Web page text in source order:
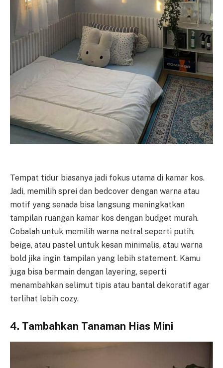
Tempat tidur biasanya jadi fokus utama di kamar kos.
Jadi, memilih sprei dan bedcover dengan warna atau
motif yang senada bisa langsung meningkatkan
tampilan ruangan kamar kos dengan budget murah.
Cobalah untuk memilih warna netral seperti putih,
beige, atau pastel untuk kesan minimalis, atau warna
bold jika ingin tampilan yang lebih statement. Kamu
juga bisa bermain dengan layering, seperti
menambahkan selimut tipis atau bantal dekoratif agar
terlihat lebih cozy.
4. Tambahkan Tanaman Hias Mini